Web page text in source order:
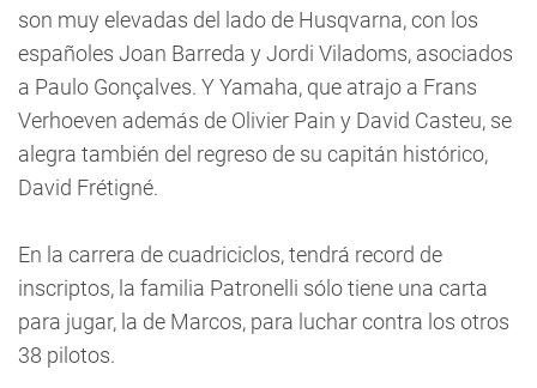
son muy elevadas del lado de Husqvarna, con los
españoles Joan Barreda y Jordi Viladoms, asociados
a Paulo Gonçalves. Y Yamaha, que atrajo a Frans
Verhoeven además de Olivier Pain y David Casteu, se
alegra también del regreso de su capitán histórico,
David Frétigné.
En la carrera de cuadriciclos, tendrá record de
inscriptos, la familia Patronelli sólo tiene una carta
para jugar, la de Marcos, para luchar contra los otros
38 pilotos.